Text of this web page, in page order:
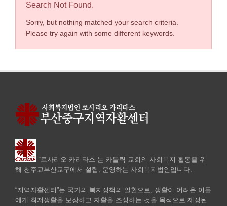
Search Not Found.
Sorry, but nothing matched your search criteria.
Please try again with some different keywords.
“로사리오 카리타스”는 카톨릭 교회의 사회복지 활동을 위
해 천주교부산교구에서 설립, 운영하는 사회복지법인입니다.
“지역자활센터”는 국가의 복지정책의 일환으로, 생활이 어려운 이들
에게 최저생활을 보장하고 자활을 조성하는 것을 목적으로 제정된